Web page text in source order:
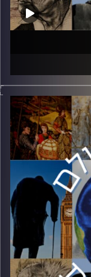
היום יציין נשיא ארצות הברית, דונאלד טראמפ, 100 ימים
תל אביב,